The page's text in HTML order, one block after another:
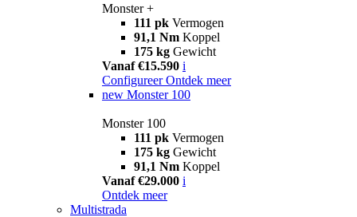
Monster +
111 pk Vermogen
91,1 Nm Koppel
175 kg Gewicht
Vanaf €15.590 i
Configureer Ontdek meer
new Monster 100
Monster 100
111 pk Vermogen
175 kg Gewicht
91,1 Nm Koppel
Vanaf €29.000 i
Ontdek meer
Multistrada